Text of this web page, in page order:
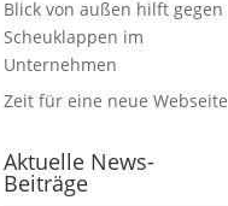
Blick von außen hilft gegen
Scheuklappen im
Unternehmen
Zeit für eine neue Webseite
Aktuelle News-
Beiträge